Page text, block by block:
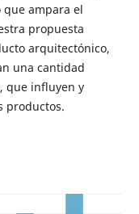
ampara el
propuesta
arquitectónico,
una cantidad
que influyen y
productos.